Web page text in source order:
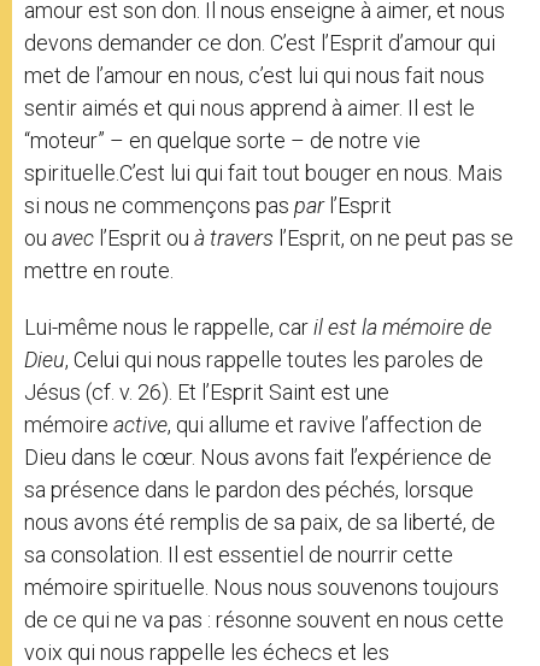
amour est son don. Il nous enseigne à aimer, et nous
devons demander ce don. C’est l’Esprit d’amour qui
met de l’amour en nous, c’est lui qui nous fait nous
sentir aimés et qui nous apprend à aimer. Il est le
“moteur” – en quelque sorte – de notre vie
spirituelle.C’est lui qui fait tout bouger en nous. Mais
si nous ne commençons pas parl’Esprit
ou avec l’Esprit ou à travers l’Esprit, on ne peut pas se
mettre en route.
Lui-même nous le rappelle, caril est la mémoire de
Dieu, Celui qui nous rappelle toutes les paroles de
Jésus (cf. v. 26). Et l’Esprit Saint est une
mémoire active, qui allume et ravive l’affection de
Dieu dans le cœur. Nous avons fait l’expérience de
sa présence dans le pardon des péchés, lorsque
nous avons été remplis de sa paix, de sa liberté, de
sa consolation. Il est essentiel de nourrir cette
mémoire spirituelle. Nous nous souvenons toujours
de ce qui ne va pas : résonne souvent en nous cette
voix qui nous rappelle les échecs et les